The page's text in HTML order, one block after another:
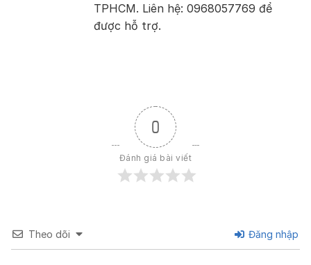
TPHCM. Liên hệ: 0968057769 để
được hỗ trợ.
0
Đánh giá bài viết
Theo dõi Đăng nhập